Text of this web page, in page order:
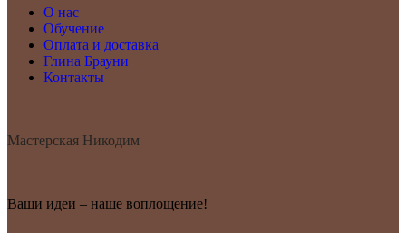
О нас
Обучение
Оплата и доставка
Глина Брауни
Контакты
Мастерская Никодим
Ваши идеи – наше воплощение!